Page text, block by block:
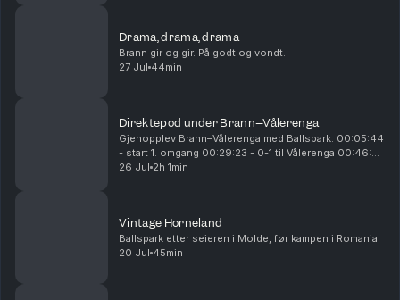
Drama, drama, drama
Brann gir og gir. På godt og vondt.
27 Jul 44min
Direktepod under Brann–Vålerenga
Gjenopplev Brann–Vålerenga med Ballspark. 00:05:44
- start 1. omgang 00:29:23 - 0-1 til Vålerenga 00:46:25
- 0-2 til Vålerenga 00:54:26 - 0-3 til Vålerenga
26 Jul 2h 1min
Vintage Horneland
Ballspark etter seieren i Molde, før kampen i Romania.
20 Jul 45min